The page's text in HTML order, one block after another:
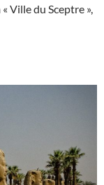
Ville du Sceptre »,